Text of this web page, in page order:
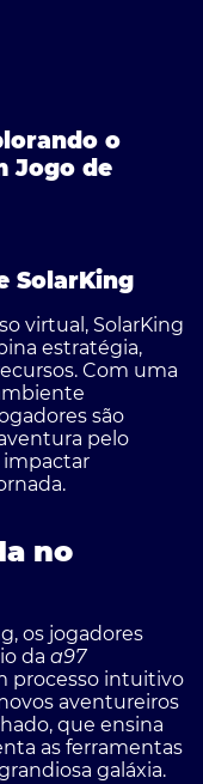
o
Jogo de
SolarKing
virtual, SolarKing
estratégia,
Com uma
são
pelo
impactar
no
os jogadores
daa97
processo intuitivo
aventureiros
que ensina
as ferramentas
galáxia.